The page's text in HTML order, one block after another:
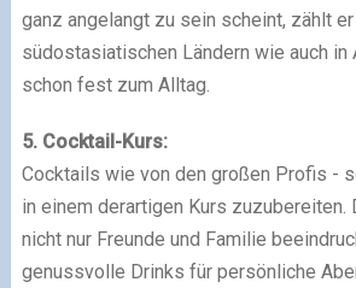
ganz angelangt zu sein scheint, zählt er
südostasiatischen Ländern wie auch in
schon fest zum Alltag.
5. Cocktail-Kurs:
Cocktails wie von den großen Profis -
in einem derartigen Kurs zuzubereiten.
nicht nur Freunde und Familie
genussvolle Drinks für persönliche